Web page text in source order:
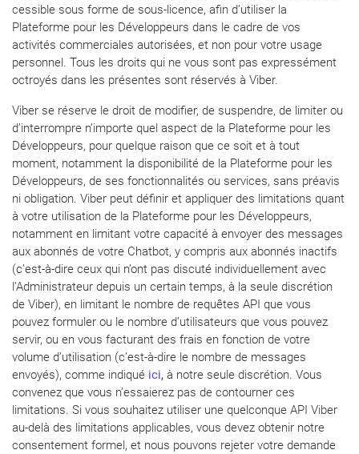
cessible sous forme de sous-licence, afin d’utiliser la
Plateforme pour les Développeurs dans le cadre de vos
activités commerciales autorisées, et non pour votre usage
personnel. Tous les droits qui ne vous sont pas expressément
octroyés dans les présentes sont réservés à Viber.
Viber se réserve le droit de modifier, de suspendre, de limiter ou
d’interrompre n’importe quel aspect de la Plateforme pour les
Développeurs, pour quelque raison que ce soit et à tout
moment, notamment la disponibilité de la Plateforme pour les
Développeurs, de ses fonctionnalités ou services, sans préavis
ni obligation. Viber peut définir et appliquer des limitations quant
à votre utilisation de la Plateforme pour les Développeurs,
notamment en limitant votre capacité à envoyer des messages
aux abonnés de votre Chatbot, y compris aux abonnés inactifs
(c’est-à-dire ceux qui n’ont pas discuté individuellement avec
l’Administrateur depuis un certain temps, à la seule discrétion
de Viber), en limitant le nombre de requêtes API que vous
pouvez formuler ou le nombre d’utilisateurs que vous pouvez
servir, ou en vous facturant des frais en fonction de votre
volume d’utilisation (c’est-à-dire le nombre de messages
envoyés), comme indiqué ici, à notre seule discrétion. Vous
convenez que vous n’essaierez pas de contourner ces
limitations. Si vous souhaitez utiliser une quelconque API Viber
au-delà des limitations applicables, vous devez obtenir notre
consentement formel, et nous pouvons rejeter votre demande